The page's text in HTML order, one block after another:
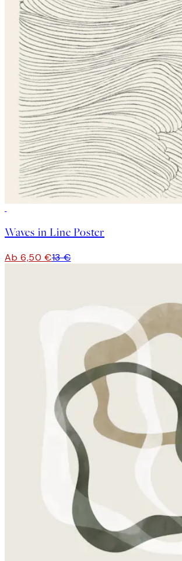
Waves in Line Poster
Ab 6,50 €13 €